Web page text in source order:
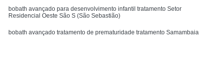
bobath avançado para desenvolvimento infantil tratamento Setor
Residencial Oeste São S (São Sebastião)
bobath avançado tratamento de prematuridade tratamento Samambaia